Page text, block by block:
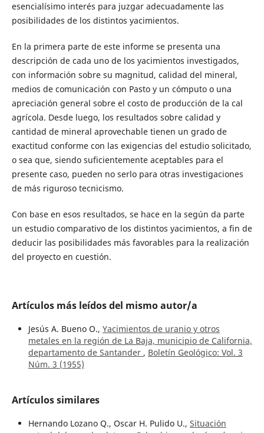
esencialísimo interés para juzgar adecuadamente las
posibilidades de los distintos yacimientos.
En la primera parte de este informe se presenta una
descripción de cada uno de los yacimientos investigados,
con información sobre su magnitud, calidad del mineral,
medios de comunicación con Pasto y un cómputo o una
apreciación general sobre el costo de producción de la cal
agrícola. Desde luego, los resultados sobre calidad y
cantidad de mineral aprovechable tienen un grado de
exactitud conforme con las exigencias del estudio solicitado,
o sea que, siendo suficientemente aceptables para el
presente caso, pueden no serlo para otras investigaciones
de más riguroso tecnicismo.
Con base en esos resultados, se hace en la según da parte
un estudio comparativo de los distintos yacimientos, a fin de
deducir las posibilidades más favorables para la realización
del proyecto en cuestión.
Artículos más leídos del mismo autor/a
Jesús A. Bueno O., Yacimientos de uranio y otros
metales en la región de La Baja, municipio de California,
departamento de Santander , Boletín Geológico: Vol. 3
Núm. 3 (1955)
Artículos similares
Hernando Lozano Q., Oscar H. Pulido U., Situación